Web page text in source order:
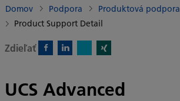
Domov Podpora
Produktová podpora
Product Support Detail
Zdieľať
UCS Advanced